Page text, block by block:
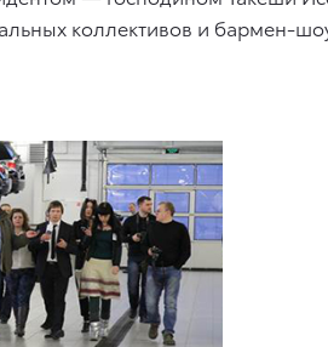
коллективов и бармен-